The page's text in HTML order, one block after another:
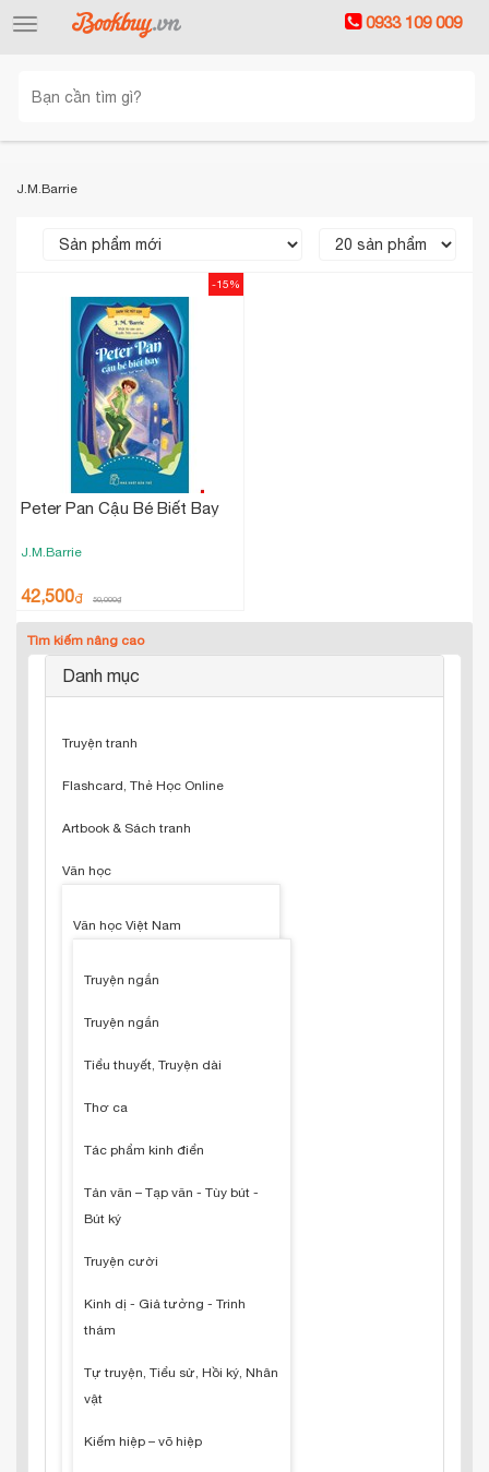
Toggle
0933 109 009
J.M.Barrie
Peter Pan Cậu Bé Biết Bay
J.M.Barrie
42,500₫ 50,000₫
-15%
Tìm kiếm nâng cao
Danh mục
Truyện tranh
Flashcard, Thẻ Học Online
Artbook & Sách tranh
Văn học
Văn học Việt Nam
Truyện ngắn
Truyện ngắn
Tiểu thuyết, Truyện dài
Thơ ca
Tác phẩm kinh điển
Tản văn – Tạp văn - Tùy bút -
Bút ký
Truyện cười
Kinh dị - Giả tưởng - Trinh
thám
Tự truyện, Tiểu sử, Hồi ký, Nhân
vật
Kiếm hiệp – võ hiệp